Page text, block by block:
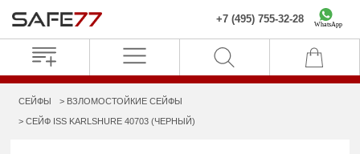
+7 (495) 755-32-28 WhatsApp
СЕЙФЫ ВЗЛОМОСТОЙКИЕ СЕЙФЫ
СЕЙФ ISS KARLSHURE 40703 (ЧЕРНЫЙ)